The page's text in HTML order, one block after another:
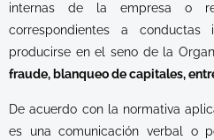
internas de la empresa o
correspondientes a conductas
producirse en el seno de la
fraude, blanqueo de capitales,
De acuerdo con la normativa
es una comunicación verbal o